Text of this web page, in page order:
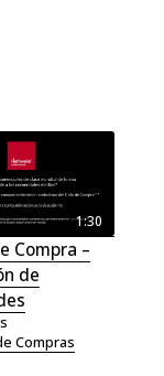
1:30
Compra –
de
Compras